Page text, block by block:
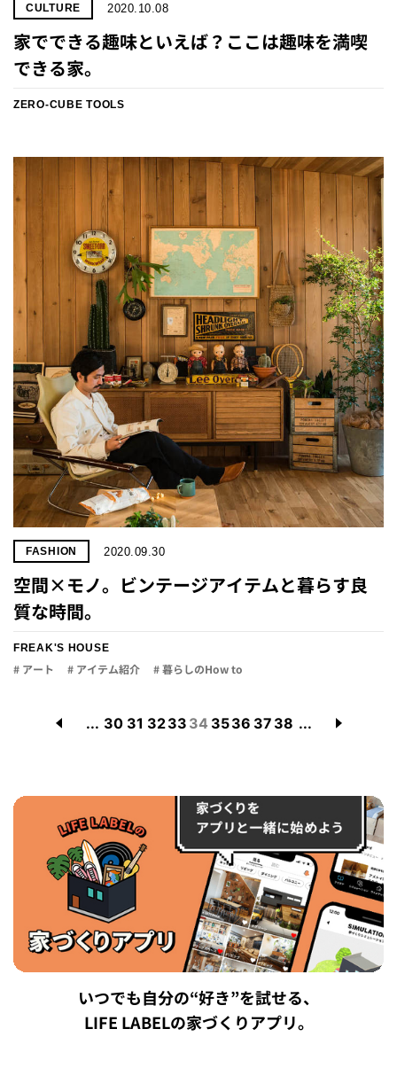
CULTURE 2020.10.08
家でできる趣味といえば？ここは趣味を満喫
できる家。
ZERO-CUBE TOOLS
FASHION 2020.09.30
空間×モノ。ビンテージアイテムと暮らす良
質な時間。
FREAK'S HOUSE
# アート # アイテム紹介 # 暮らしのHow to
... 30 31 3233 34 3536 37 38 ...
いつでも自分の“好き”を試せる、
LIFE LABELの家づくりアプリ。